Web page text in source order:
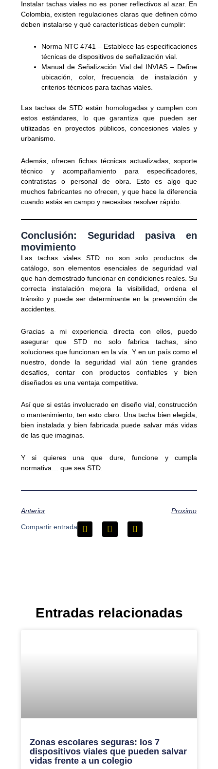
Instalar tachas viales no es poner reflectivos al azar. En
Colombia, existen regulaciones claras que definen cómo
deben instalarse y qué características deben cumplir:
Norma NTC 4741 – Establece las especificaciones
técnicas de dispositivos de señalización vial.
Manual de Señalización Vial del INVIAS – Define
ubicación, color, frecuencia de instalación y
criterios técnicos para tachas viales.
Las tachas de STD están homologadas y cumplen con
estos estándares, lo que garantiza que pueden ser
utilizadas en proyectos públicos, concesiones viales y
urbanismo.
Además, ofrecen fichas técnicas actualizadas, soporte
técnico y acompañamiento para especificadores,
contratistas o personal de obra. Esto es algo que
muchos fabricantes no ofrecen, y que hace la diferencia
cuando estás en campo y necesitas resolver rápido.
Conclusión: Seguridad pasiva en
movimiento
Las tachas viales STD no son solo productos de
catálogo, son elementos esenciales de seguridad vial
que han demostrado funcionar en condiciones reales. Su
correcta instalación mejora la visibilidad, ordena el
tránsito y puede ser determinante en la prevención de
accidentes.
Gracias a mi experiencia directa con ellos, puedo
asegurar que STD no solo fabrica tachas, sino
soluciones que funcionan en la vía. Y en un país como el
nuestro, donde la seguridad vial aún tiene grandes
desafíos, contar con productos confiables y bien
diseñados es una ventaja competitiva.
Así que si estás involucrado en diseño vial, construcción
o mantenimiento, ten esto claro: Una tacha bien elegida,
bien instalada y bien fabricada puede salvar más vidas
de las que imaginas.
Y si quieres una que dure, funcione y cumpla
normativa… que sea STD.
Anterior Proximo
Compartir entrada
Entradas relacionadas
Zonas escolares seguras: los 7
dispositivos viales que pueden salvar
vidas frente a un colegio